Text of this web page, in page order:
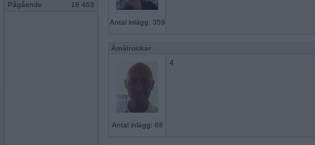
Pågående 18 463
Antal inlägg: 359
Åmålrockar
Antal inlägg: 68
4